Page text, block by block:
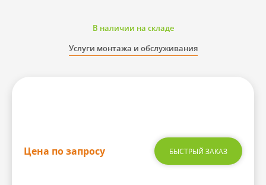
В наличии на складе
Услуги монтажа и обслуживания
Цена по запросу БЫСТРЫЙ ЗАКАЗ